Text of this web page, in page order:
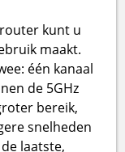
kunt u
maakt.
één kanaal
de 5GHz
bereik,
snelheden
laatste,